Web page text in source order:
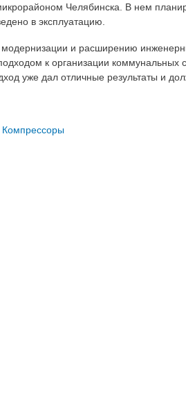
Челябинска. В нем
в эксплуатацию.
и расширению
к организации коммунальных
уже дал отличные результаты и
Компрессоры